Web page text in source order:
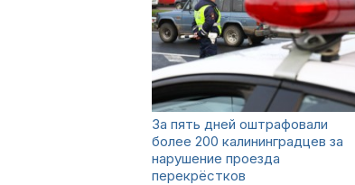
За пять дней оштрафовали
более 200 калининградцев за
нарушение проезда
перекрёстков